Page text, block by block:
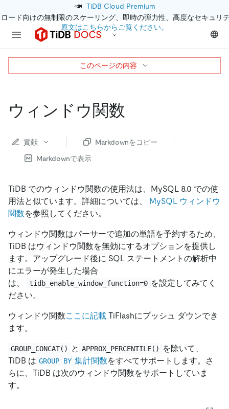
📣 TiDB Cloud Premium
ード向けの無制限のスケーリング、即時の弾力性、高度なセキュリ
原文はこちらからご覧ください。
ウィンドウ関数
貢献
Markdownをコピー
Markdownで表示
TiDB でのウィンドウ関数の使用法は、MySQL 8.0 での使
用法と似ています。詳細については、 MySQL ウィンドウ
関数を参照してください。
ウィンドウ関数はパーサーで追加の単語を予約するため、
TiDB はウィンドウ関数を無効にするオプションを提供し
ます。アップグレード後に SQL ステートメントの解析中
にエラーが発生した場合
は、
tidb_enable_window_function=0 を設定してみてく
ださい。
ウィンドウ関数ここに記載 TiFlashにプッシュ ダウンでき
ます。
GROUP_CONCAT() と APPROX_PERCENTILE()
を除いて、
TiDB は GROUP BY 集計関数をすべてサポートします。さ
らに、TiDB は次のウィンドウ関数をサポートしていま
す。
このページの内容